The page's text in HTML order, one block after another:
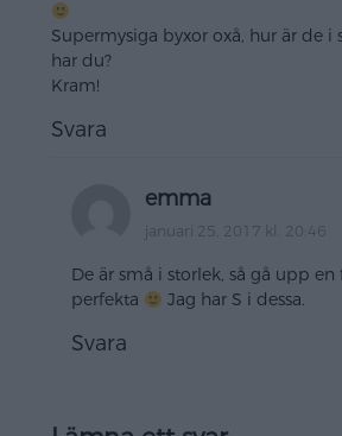
Supermysiga byxor oxå, hur är de i
har du?
Kram!
Svara
emma
januari 25, 2017 kl. 20:46
De är små i storlek, så gå upp
perfekta
Jag har S i dessa.
Svara